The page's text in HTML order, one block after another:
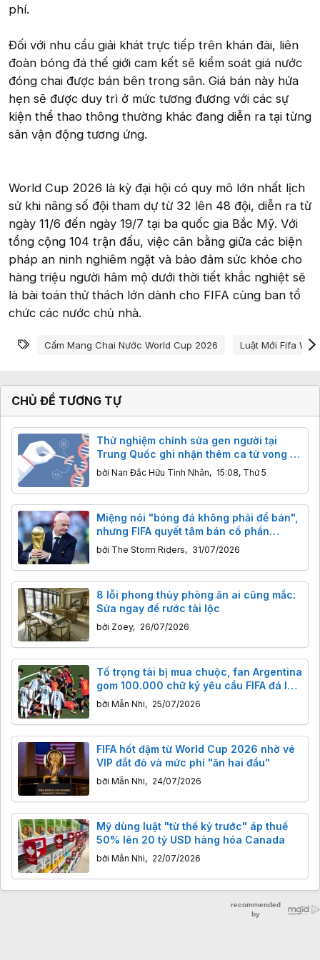
phí.
Đối với nhu cầu giải khát trực tiếp trên khán đài, liên
đoàn bóng đá thế giới cam kết sẽ kiểm soát giá nước
đóng chai được bán bên trong sân. Giá bán này hứa
hẹn sẽ được duy trì ở mức tương đương với các sự
kiện thể thao thông thường khác đang diễn ra tại từng
sân vận động tương ứng.
World Cup 2026 là kỳ đại hội có quy mô lớn nhất lịch
sử khi nâng số đội tham dự từ 32 lên 48 đội, diễn ra từ
ngày 11/6 đến ngày 19/7 tại ba quốc gia Bắc Mỹ. Với
tổng cộng 104 trận đấu, việc cân bằng giữa các biện
pháp an ninh nghiêm ngặt và bảo đảm sức khỏe cho
hàng triệu người hâm mộ dưới thời tiết khắc nghiệt sẽ
là bài toán thử thách lớn dành cho FIFA cùng ban tổ
chức các nước chủ nhà.
Từ khóa
Cấm Mang Chai Nước World Cup 2026 Luật Mới Fifa
CHỦ ĐỀ TƯƠNG TỰ
Thử nghiệm chỉnh sửa gen người tại
Trung Quốc ghi nhận thêm ca tử vong ở
trẻ em trong vòng 2 tuần
bởi Nan Đắc Hữu Tình Nhân, 15:08, Thứ 5
Miệng nói "bóng đá không phải để bán",
nhưng FIFA quyết tâm bán cổ phần
thương mại World Cup
bởi The Storm Riders, 31/07/2026
8 lỗi phong thủy phòng ăn ai cũng mắc:
Sửa ngay để rước tài lộc
bởi Zoey, 26/07/2026
Tố trọng tài bị mua chuộc, fan Argentina
gom 100.000 chữ ký yêu cầu FIFA đá lại
trận chung kết
bởi Mẫn Nhi, 25/07/2026
FIFA hốt đậm từ World Cup 2026 nhờ vé
VIP đắt đỏ và mức phí "ăn hai đầu"
bởi Mẫn Nhi, 24/07/2026
Mỹ dùng luật "từ thế kỷ trước" áp thuế
50% lên 20 tỷ USD hàng hóa Canada
bởi Mẫn Nhi, 22/07/2026